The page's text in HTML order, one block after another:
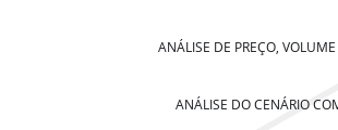
ANÁLISE DE PREÇO,
ANÁLISE DO CENÁRIO